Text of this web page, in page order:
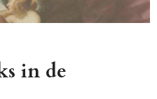
in de